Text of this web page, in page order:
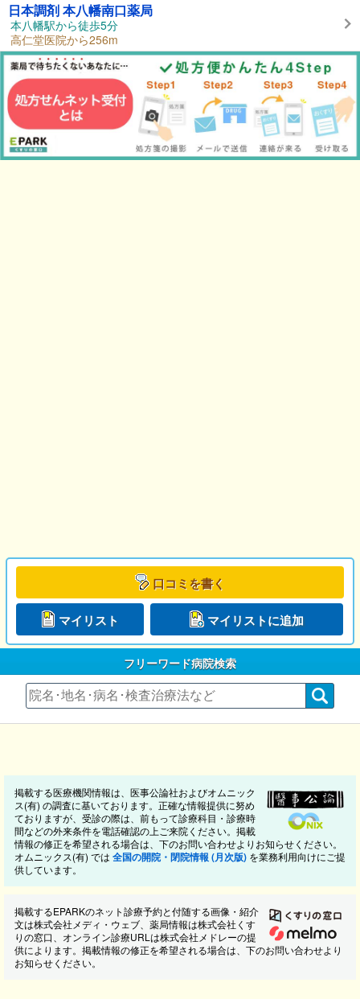
日本調剤 本八幡南口薬局
本八幡駅から徒歩5分
高仁堂医院から256m
口コミを書く
マイリスト マイリストに追加
フリーワード病院検索
掲載する医療機関情報は、医事公論社およびオムニック
ス(有) の調査に基いております。正確な情報提供に努め
ておりますが、受診の際は、前もって診療科目・診療時
間などの外来条件を電話確認の上ご来院ください。掲載
情報の修正を希望される場合は、下のお問い合わせよりお知らせください。
オムニックス(有) では 全国の開院・閉院情報 (月次版) を業務利用向けにご提
供しています。
掲載するEPARKのネット診療予約と付随する画像・紹介
文は株式会社メディ・ウェブ、薬局情報は株式会社くす
りの窓口、オンライン診療URLは株式会社メドレーの提
供によります。掲載情報の修正を希望される場合は、下のお問い合わせより
お知らせください。